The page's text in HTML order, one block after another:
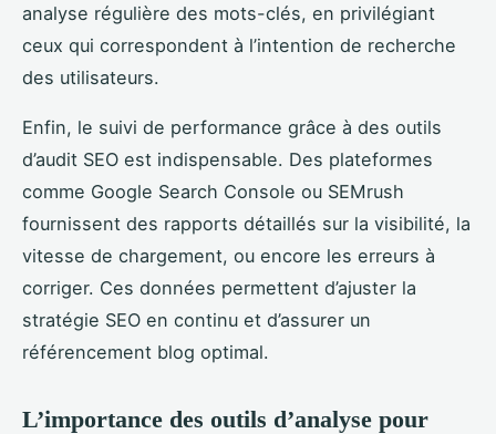
analyse régulière des mots-clés, en privilégiant
ceux qui correspondent à l’intention de recherche
des utilisateurs.
Enfin, le suivi de performance grâce à des outils
d’audit SEO est indispensable. Des plateformes
comme Google Search Console ou SEMrush
fournissent des rapports détaillés sur la visibilité, la
vitesse de chargement, ou encore les erreurs à
corriger. Ces données permettent d’ajuster la
stratégie SEO en continu et d’assurer un
référencement blog optimal.
L’importance des outils d’analyse pour